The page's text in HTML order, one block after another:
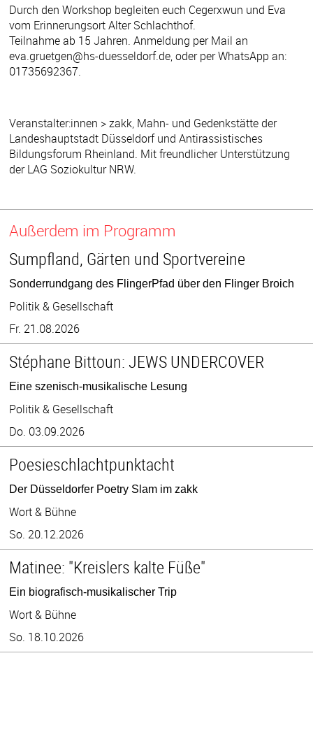
Durch den Workshop begleiten euch Cegerxwun und Eva
vom Erinnerungsort Alter Schlachthof.
Teilnahme ab 15 Jahren. Anmeldung per Mail an
eva.gruetgen@hs-duesseldorf.de, oder per WhatsApp an:
01735692367.
Veranstalter:innen > zakk, Mahn- und Gedenkstätte der
Landeshauptstadt Düsseldorf und Antirassistisches
Bildungsforum Rheinland. Mit freundlicher Unterstützung
der LAG Soziokultur NRW.
Außerdem im Programm
Sumpfland, Gärten und Sportvereine
Sonderrundgang des FlingerPfad über den Flinger Broich
Politik & Gesellschaft
Fr. 21.08.2026
Stéphane Bittoun: JEWS UNDERCOVER
Eine szenisch-musikalische Lesung
Politik & Gesellschaft
Do. 03.09.2026
Poesieschlachtpunktacht
Der Düsseldorfer Poetry Slam im zakk
Wort & Bühne
So. 20.12.2026
Matinee: "Kreislers kalte Füße"
Ein biografisch-musikalischer Trip
Wort & Bühne
So. 18.10.2026